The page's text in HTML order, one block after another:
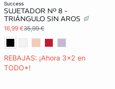
success
SUJETADOR Nº 8 -
TRIÁNGULO SIN AROS
16,99 €35,99 €
REBAJAS: ¡Ahora 3x2 en
TODO*!